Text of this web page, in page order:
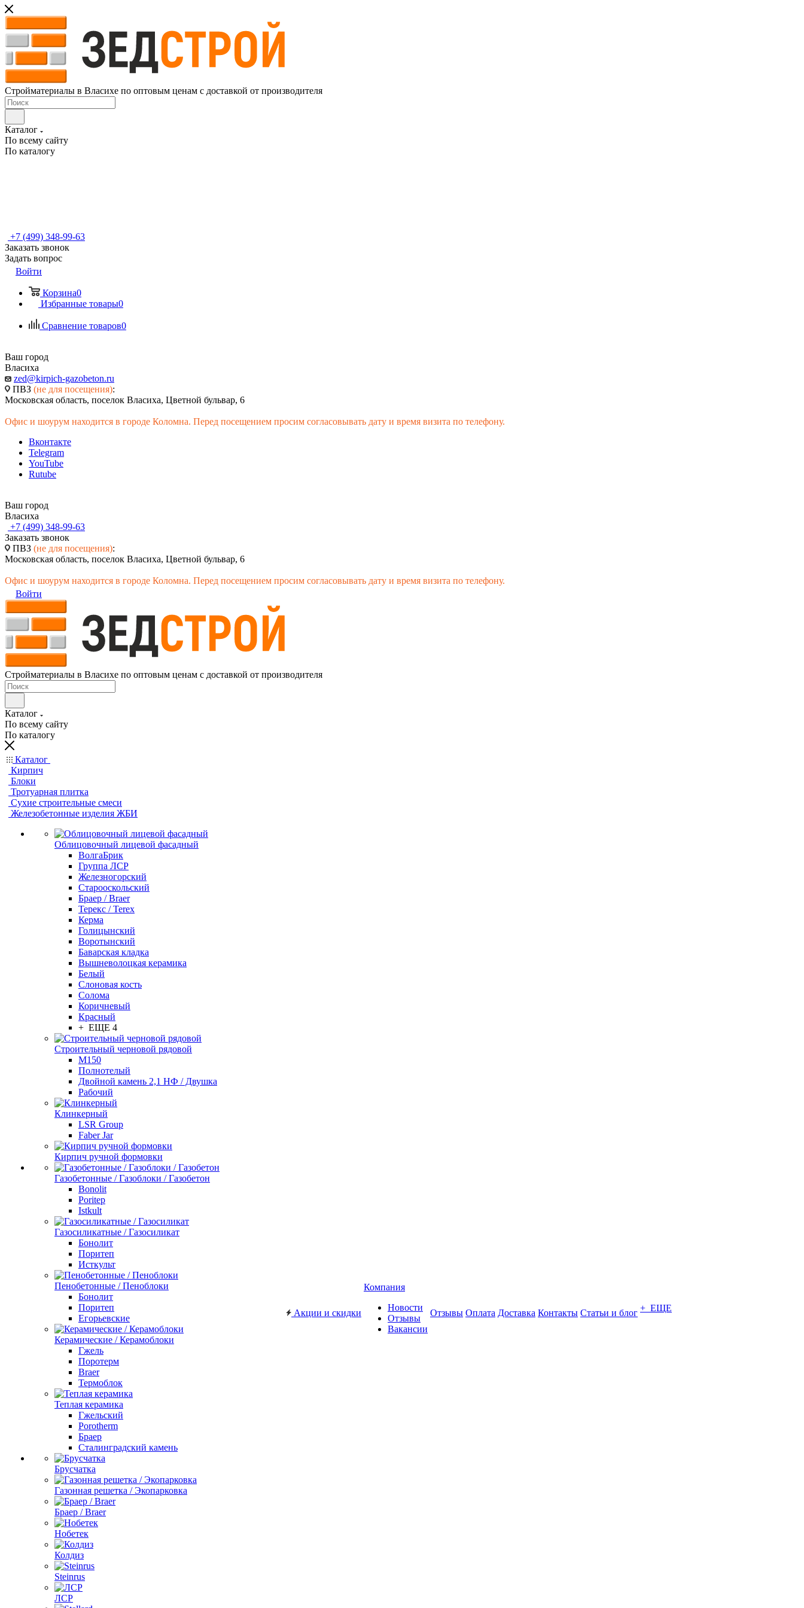
Стройматериалы в Власихе по оптовым ценам с доставкой от производителя
Каталог
По всему сайту
По каталогу
+7 (499) 348-99-63
Заказать звонок
Задать вопрос
Войти
Корзина0
Избранные товары0
Сравнение товаров0
Ваш город
Власиха
zed@kirpich-gazobeton.ru
ПВЗ (не для посещения):
Московская область, поселок Власиха, Цветной бульвар, 6
Офис и шоурум находится в городе Коломна. Перед посещением просим согласовывать дату и время визита по телефону.
Вконтакте
Telegram
YouTube
Rutube
Ваш город
Власиха
+7 (499) 348-99-63
Заказать звонок
ПВЗ (не для посещения):
Московская область, поселок Власиха, Цветной бульвар, 6
Офис и шоурум находится в городе Коломна. Перед посещением просим согласовывать дату и время визита по телефону.
Войти
Стройматериалы в Власихе по оптовым ценам с доставкой от производителя
Каталог
По всему сайту
По каталогу
Каталог
Кирпич
Блоки
Тротуарная плитка
Сухие строительные смеси
Железобетонные изделия ЖБИ
Облицовочный лицевой фасадный
ВолгаБрик
Группа ЛСР
Железногорский
Старооскольский
Браер / Braer
Терекс / Terex
Керма
Голицынский
Воротынский
Баварская кладка
Вышневолоцкая керамика
Белый
Слоновая кость
Солома
Коричневый
Красный
+ ЕЩЕ 4
Строительный черновой рядовой
М150
Полнотелый
Двойной камень 2,1 НФ / Двушка
Рабочий
Клинкерный
LSR Group
Faber Jar
Кирпич ручной формовки
Газобетонные / Газоблоки / Газобетон
Bonolit
Poritep
Istkult
Газосиликатные / Газосиликат
Бонолит
Поритеп
Исткульт
Пенобетонные / Пеноблоки
Бонолит
Поритеп
Егорьевские
Керамические / Керамоблоки
Гжель
Поротерм
Braer
Термоблок
Теплая керамика
Гжельский
Porotherm
Браер
Сталинградский камень
Брусчатка
Газонная решетка / Экопарковка
Браер / Braer
Нобетек
Колдиз
Steinrus
ЛСР
Акции и скидки
Компания
Новости
Отзывы
Вакансии
Отзывы Оплата Доставка Контакты Статьи и блог + ЕЩЕ